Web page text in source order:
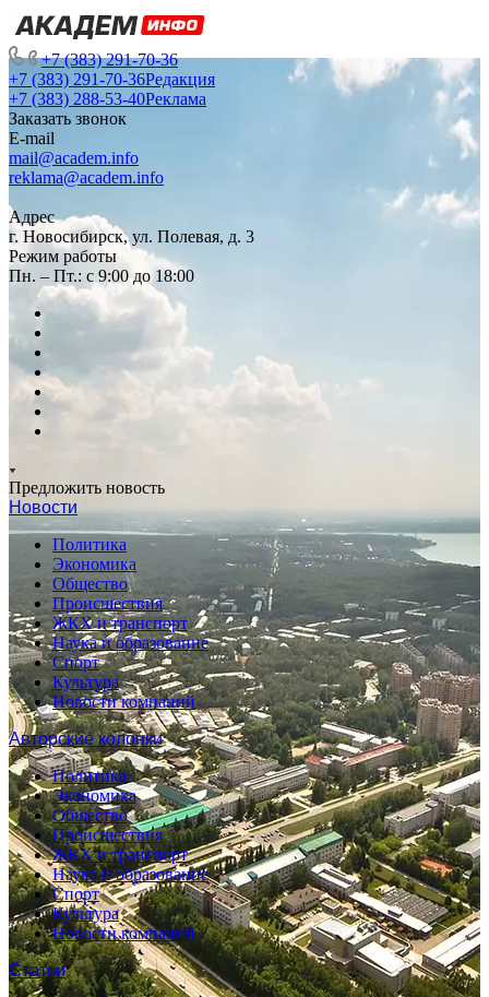
+7 (383) 291-70-36
+7 (383) 291-70-36Редакция
+7 (383) 288-53-40Реклама
Заказать звонок
E-mail
mail@academ.info
reklama@academ.info
Адрес
г. Новосибирск, ул. Полевая, д. 3
Режим работы
Пн. – Пт.: с 9:00 до 18:00
Предложить новость
Новости
Политика
Экономика
Общество
Происшествия
ЖКХ и транспорт
Наука и образование
Спорт
Культура
Новости компаний
Авторские колонки
Политика
Экономика
Общество
Происшествия
ЖКХ и транспорт
Наука и образование
Спорт
Культура
Новости компаний
Статьи